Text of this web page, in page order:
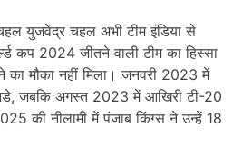
युजवेंद्र चहल अभी टीम इंडिया से
कप 2024 जीतने वाली टीम का हिस्सा
मौका नहीं मिला। जनवरी 2023 में
जबकि अगस्त 2023 में आखिरी टी-20
की नीलामी में पंजाब किंग्स ने उन्हें 18